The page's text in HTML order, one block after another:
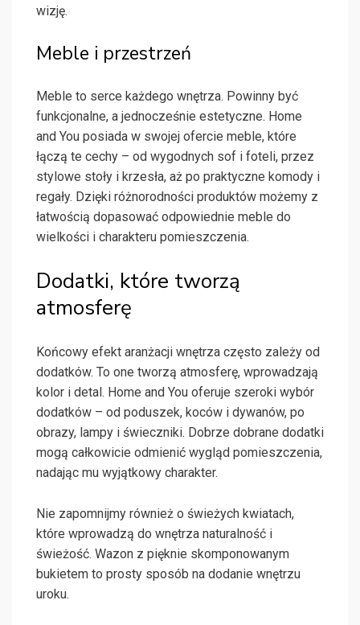
wizję.
Meble i przestrzeń
Meble to serce każdego wnętrza. Powinny być
funkcjonalne, a jednocześnie estetyczne. Home
and You posiada w swojej ofercie meble, które
łączą te cechy – od wygodnych sof i foteli, przez
stylowe stoły i krzesła, aż po praktyczne komody i
regały. Dzięki różnorodności produktów możemy z
łatwością dopasować odpowiednie meble do
wielkości i charakteru pomieszczenia.
Dodatki, które tworzą
atmosferę
Końcowy efekt aranżacji wnętrza często zależy od
dodatków. To one tworzą atmosferę, wprowadzają
kolor i detal. Home and You oferuje szeroki wybór
dodatków – od poduszek, koców i dywanów, po
obrazy, lampy i świeczniki. Dobrze dobrane dodatki
mogą całkowicie odmienić wygląd pomieszczenia,
nadając mu wyjątkowy charakter.
Nie zapomnijmy również o świeżych kwiatach,
które wprowadzą do wnętrza naturalność i
świeżość. Wazon z pięknie skomponowanym
bukietem to prosty sposób na dodanie wnętrzu
uroku.